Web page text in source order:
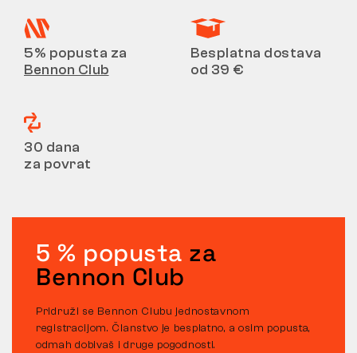
5% popusta za
Bennon Club
Besplatna dostava
od 39 €
30 dana
za povrat
5 % popusta za
Bennon Club
Pridruži se Bennon Clubu jednostavnom
registracijom. Članstvo je besplatno, a osim popusta,
odmah dobivaš i druge pogodnosti.